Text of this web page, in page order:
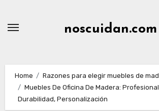
noscuidan.com
Home
Razones para elegir muebles de
Muebles De Oficina De Madera:
Durabilidad, Personalización